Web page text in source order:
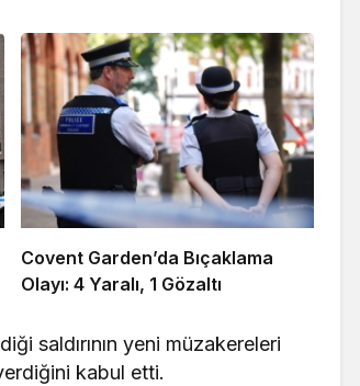
Covent Garden’da Bıçaklama
Olayı: 4 Yaralı, 1 Gözaltı
saldırının yeni müzakereleri
kabul etti.